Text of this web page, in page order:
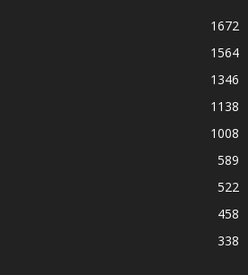
1672
1564
1346
1138
1008
589
522
458
338